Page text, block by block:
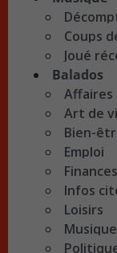
Coups
Joué
Balados
Affaires
Art de
Bien-
Emploi
Finances
Infos
Loisirs
Musique